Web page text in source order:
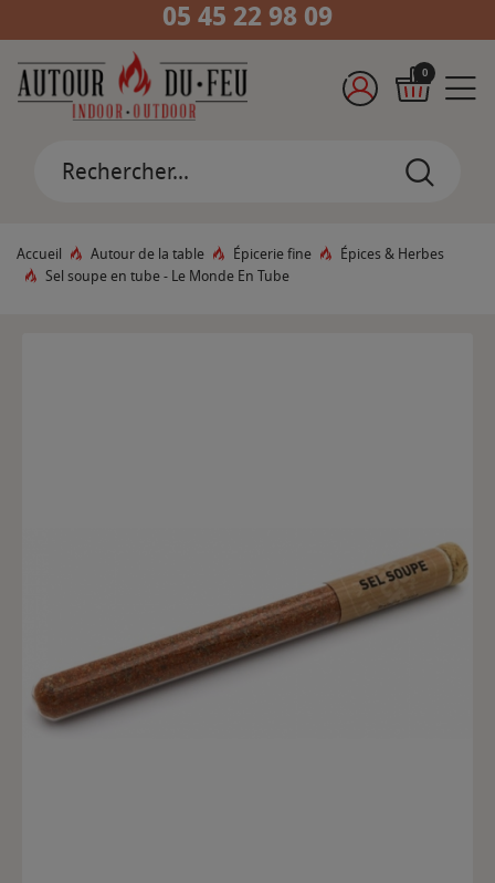
05 45 22 98 09
0
Accueil Autour de la table Épicerie fine
Épices & Herbes
Sel soupe en tube - Le Monde En Tube